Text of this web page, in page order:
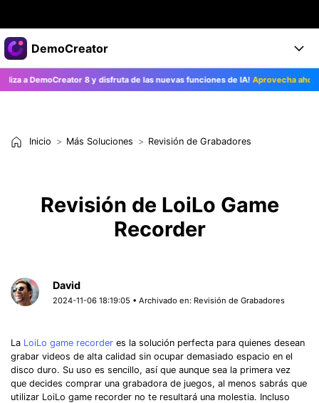
Productos destacados
Creatividad digital con AIGC
Utilidades
Empresas
DemoCreator
Productos
Consejos sobre la IA
a DemoCreator 8 y disfruta de las nuevas funciones de IA!Aprovecha ahora>>
Inicio Más Soluciones Revisión de Grabadores
Revisión de LoiLo Game
Recorder
David
2024-11-06 18:19:05 • Archivado en: Revisión de Grabadores
La LoiLo game recorder es la solución perfecta para quienes desean
grabar videos de alta calidad sin ocupar demasiado espacio en el
disco duro. Su uso es sencillo, así que aunque sea la primera vez
que decides comprar una grabadora de juegos, al menos sabrás que
utilizar LoiLo game recorder no te resultará una molestia. Incluso